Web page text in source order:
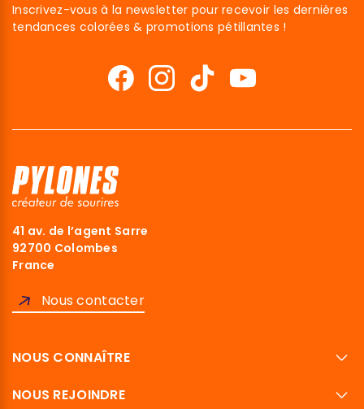
Inscrivez-vous à la newsletter pour recevoir les dernières
tendances colorées & promotions pétillantes !
41 av. de l’agent Sarre
92700 Colombes
France
Nous contacter
NOUS CONNAÎTRE
NOUS REJOINDRE